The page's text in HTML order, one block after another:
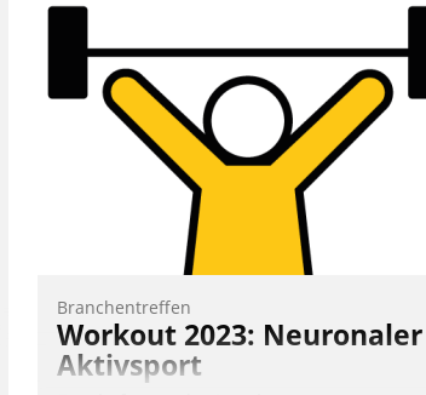
meistern und Workloads wuppen – bei
zunehmend anspruchsvollen Aufgaben
und abnehmendem Nachwuchs?
Nadja Hußmann
Branchentreffen
Workout 2023: Neuronaler
Aktivsport